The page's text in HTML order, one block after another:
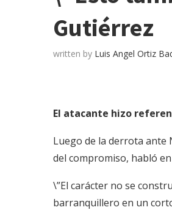
Gutiérrez
written by Luis Angel Ortiz
El atacante hizo
Luego de la derrota ante
del compromiso, habló
\”El carácter no se
barranquillero en un